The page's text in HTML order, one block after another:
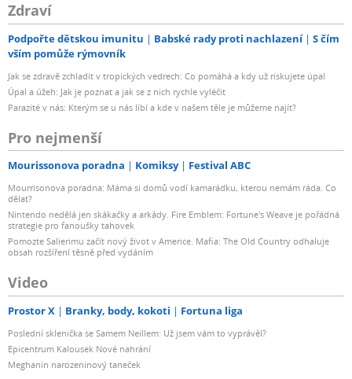
Zdraví
Podpořte dětskou imunitu Babské rady proti nachlazení
S čím
vším pomůže rýmovník
Jak se zdravě zchladit v tropických vedrech: Co pomáhá a kdy už riskujete úpal
Úpal a úžeh: Jak je poznat a jak se z nich rychle vyléčit
Parazité v nás: Kterým se u nás líbí a kde v našem těle je můžeme najít?
Pro nejmenší
Mourissonova poradna Komiksy Festival ABC
Mourrisonova poradna: Máma si domů vodí kamarádku, kterou nemám ráda. Co
dělat?
Nintendo nedělá jen skákačky a arkády. Fire Emblem: Fortune's Weave je pořádná
strategie pro fanoušky tahovek
Pomozte Salierimu začít nový život v Americe. Mafia: The Old Country odhaluje
obsah rozšíření těsně před vydáním
Video
Prostor X Branky, body, kokoti Fortuna liga
Poslední sklenička se Samem Neillem: Už jsem vám to vyprávěl?
Epicentrum Kalousek Nové nahrání
Meghanin narozeninový taneček